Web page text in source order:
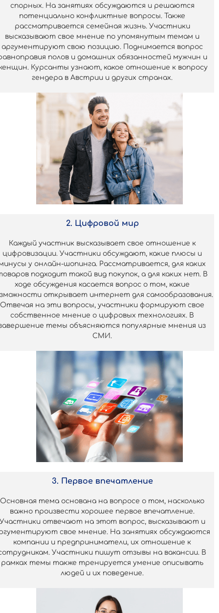
спорных. На занятиях обсуждаются и решаются
потенциально конфликтные вопросы. Также
рассматривается семейная жизнь. Участники
высказывают свое мнение по упомянутым темам и
аргументируют свою позицию. Поднимается вопрос
полов и домашних обязанностей мужчин и
Курсанты узнают, какое отношение к вопросу
гендера в Австрии и других странах.
2. Цифровой мир
Каждый участник высказывает свое отношение к
цифровизации. Участники обсуждают, какие плюсы и
у онлайн-шопинга. Рассматривается, для каких
подходит такой вид покупок, а для каких нет. В
ходе обсуждения касается вопрос о том, какие
открывает интернет для самообразования.
Отвечая на эти вопросы, участники формируют свое
собственное мнение о цифровых технологиях. В
темы объясняются популярные мнения из
СМИ.
3. Первое впечатление
Основная тема основана на вопросе о том, насколько
важно произвести хорошее первое впечатление.
отвечают на этот вопрос, высказывают и
свое мнение. На занятиях обсуждаются
компании и предприниматели, их отношение к
Участники пишут отзывы на вакансии. В
рамках темы также тренируется умение описывать
людей и их поведение.